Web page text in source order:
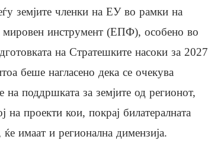
земјите членки на ЕУ во рамки на
мировен инструмент (ЕПФ), особено во
на Стратешките насоки за 2027
беше нагласено дека се очекува
на поддршката за земјите од регионот,
на проекти кои, покрај билатералната
имаат и регионална димензија.